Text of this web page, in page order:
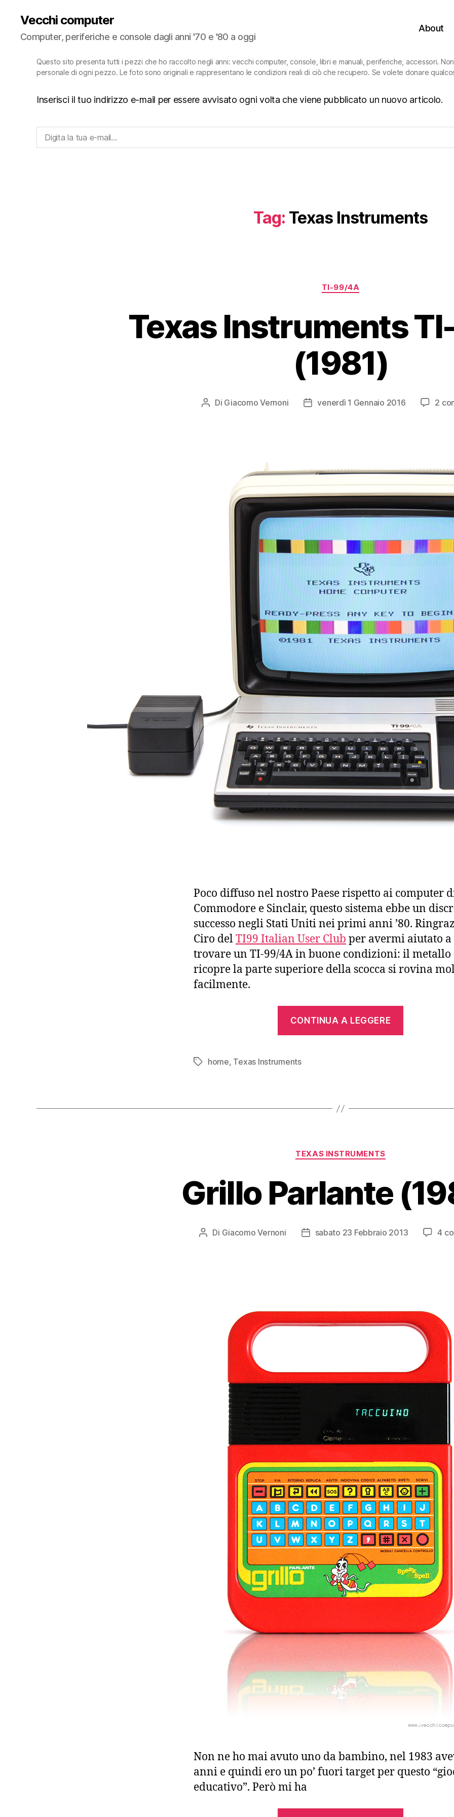
Vecchi computer
Computer, periferiche e console dagli anni '70 e '80 a oggi
About
Questo sito presenta tutti i pezzi che ho raccolto negli anni: vecchi computer, console, libri e manuali, periferiche, accessori.
personale di ogni pezzo. Le foto sono originali e rappresentano le condizioni reali di ciò che recupero. Se volete donare
Inserisci il tuo indirizzo e-mail per essere avvisato ogni volta che viene pubblicato un nuovo articolo.
Digita la tua e-mail...
Tag: Texas Instruments
Categorie
TI-99/4A
Texas Instruments
(1981)
Autore
Di Giacomo Vernoni
Datavenerdì 1 Gennaio 2016 2
Poco diffuso nel nostro Paese rispetto ai computer
Commodore e Sinclair, questo sistema ebbe un
successo negli Stati Uniti nei primi anni ’80.
Ciro delTI99 Italian User Club per avermi aiutato a
trovare un TI-99/4A in buone condizioni: il metallo
ricopre la parte superiore della scocca si rovina
facilmente.
CONTINUA A LEGGERE
Tag home, Texas Instruments
Categorie
TEXAS INSTRUMENTS
Grillo Parlante
Autore
Di Giacomo Vernoni
Datasabato 23 Febbraio 2013 4
Non ne ho mai avuto uno da bambino, nel 1983
anni e quindi ero un po’ fuori target per questo
educativo”. Però mi ha